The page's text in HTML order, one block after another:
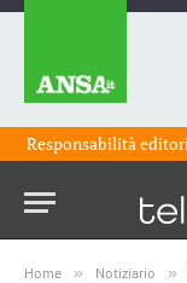
Responsabilità
Home » Notiziario »